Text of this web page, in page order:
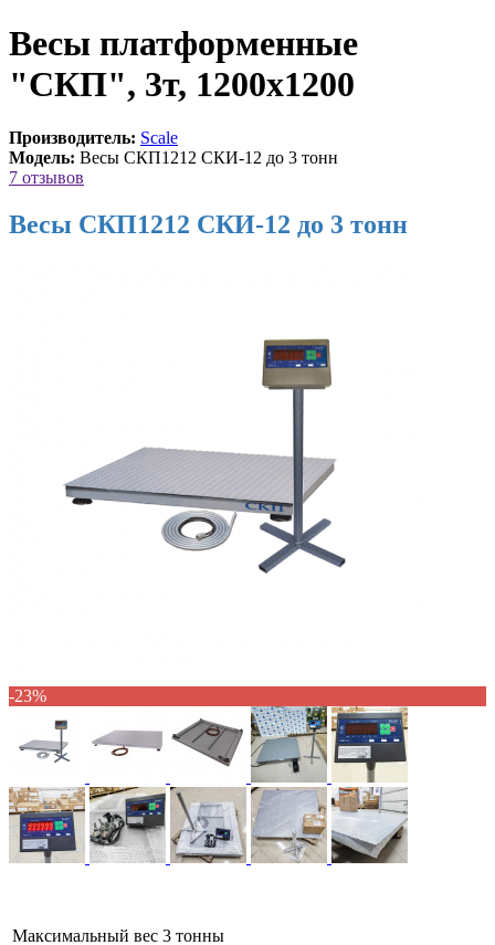
Весы платформенные
"СКП", 3т, 1200х1200
Производитель: Scale
Модель: Весы СКП1212 СКИ-12 до 3 тонн
7 отзывов
Весы СКП1212 СКИ-12 до 3 тонн
-23%
Максимальный вес 3 тонны